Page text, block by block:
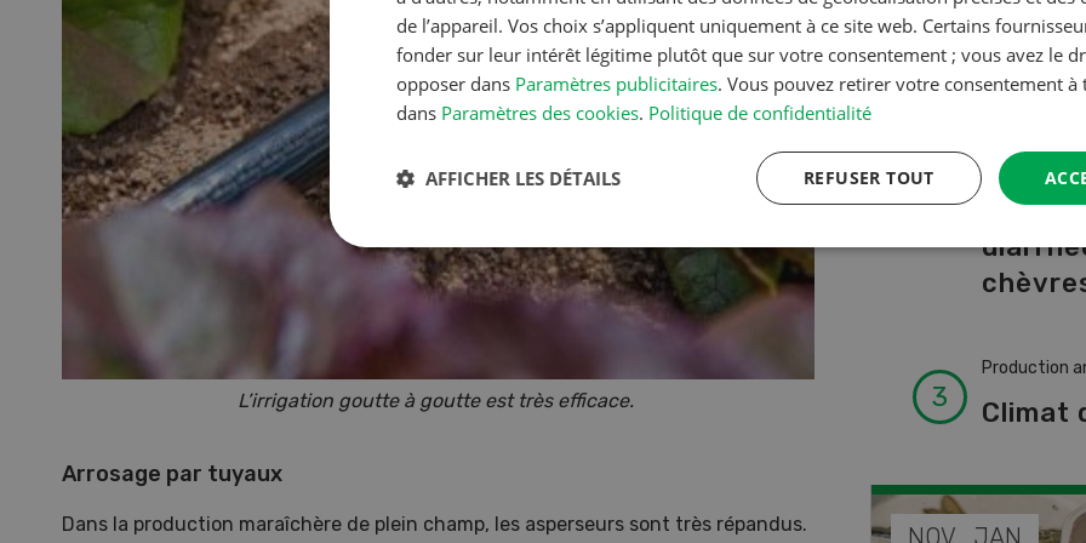
L’irrigation goutte à goutte est très efficace.
Arrosage par tuyaux
Dans la production maraîchère de plein champ, les asperseurs sont très répandus.
A à Z
Production
faire
Production
Climat
NOV DÉC NOV JAN
de l’appareil. Vos choix s’appliquent uniquement à ce site web. Certains
fonder sur leur intérêt légitime plutôt que sur votre consentement ; vous avez le
opposer dans Paramètres publicitaires. Vous pouvez retirer votre consentement
dans Paramètres des cookies. Politique de confidentialité
REFUSER TOUT
AFFICHER LES DÉTAILS